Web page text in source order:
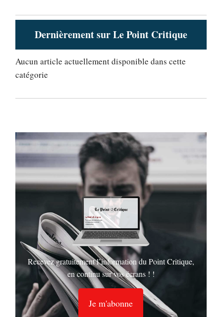
Dernièrement sur Le Point Critique
Aucun article actuellement disponible dans cette
catégorie
Recevez gratuitement l’information du Point Critique,
en continu sur vos écrans ! !
Je m'abonne